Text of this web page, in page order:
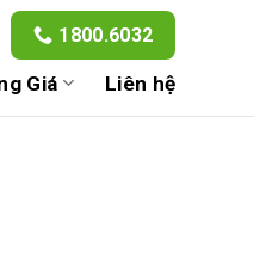
1800.6032
Giá Liên hệ